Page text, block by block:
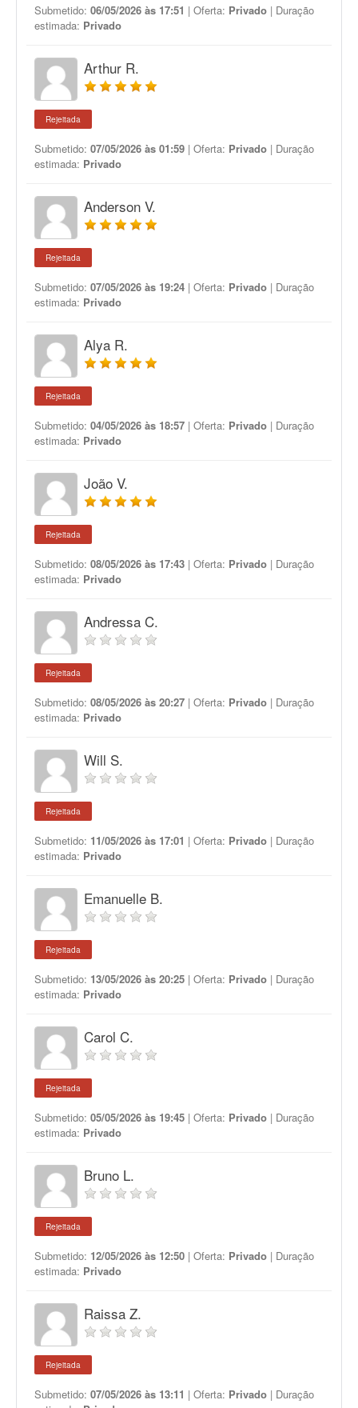
Submetido: 06/05/2026 às 17:51 | Oferta: Privado | Duração
estimada: Privado
Arthur R.
Rejeitada
Submetido: 07/05/2026 às 01:59 | Oferta: Privado | Duração
estimada: Privado
Anderson V.
Rejeitada
Submetido: 07/05/2026 às 19:24 | Oferta: Privado | Duração
estimada: Privado
Alya R.
Rejeitada
Submetido: 04/05/2026 às 18:57 | Oferta: Privado | Duração
estimada: Privado
João V.
Rejeitada
Submetido: 08/05/2026 às 17:43 | Oferta: Privado | Duração
estimada: Privado
Andressa C.
Rejeitada
Submetido: 08/05/2026 às 20:27 | Oferta: Privado | Duração
estimada: Privado
Will S.
Rejeitada
Submetido: 11/05/2026 às 17:01 | Oferta: Privado | Duração
estimada: Privado
Emanuelle B.
Rejeitada
Submetido: 13/05/2026 às 20:25 | Oferta: Privado | Duração
estimada: Privado
Carol C.
Rejeitada
Submetido: 05/05/2026 às 19:45 | Oferta: Privado | Duração
estimada: Privado
Bruno L.
Rejeitada
Submetido: 12/05/2026 às 12:50 | Oferta: Privado | Duração
estimada: Privado
Raissa Z.
Rejeitada
Submetido: 07/05/2026 às 13:11 | Oferta: Privado | Duração